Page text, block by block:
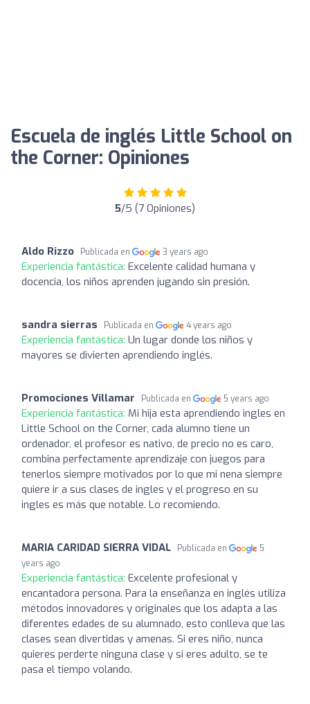
Escuela de inglés Little School on
the Corner: Opiniones
5/5 (7 Opiniones)
Aldo Rizzo Publicada en 3 years ago
Experiencia fantástica: Excelente calidad humana y
docencia, los niños aprenden jugando sin presión.
sandra sierras Publicada en 4 years ago
Experiencia fantástica: Un lugar donde los niños y
mayores se divierten aprendiendo inglés.
Promociones Villamar Publicada en 5 years ago
Experiencia fantástica: Mi hija esta aprendiendo ingles en
Little School on the Corner, cada alumno tiene un
ordenador, el profesor es nativo, de precio no es caro,
combina perfectamente aprendizaje con juegos para
tenerlos siempre motivados por lo que mi nena siempre
quiere ir a sus clases de ingles y el progreso en su
ingles es más que notable. Lo recomiendo.
MARIA CARIDAD SIERRA VIDAL Publicada en
5
years ago
Experiencia fantástica: Excelente profesional y
encantadora persona. Para la enseñanza en inglés utiliza
métodos innovadores y originales que los adapta a las
diferentes edades de su alumnado, esto conlleva que las
clases sean divertidas y amenas. Si eres niño, nunca
quieres perderte ninguna clase y si eres adulto, se te
pasa el tiempo volando.